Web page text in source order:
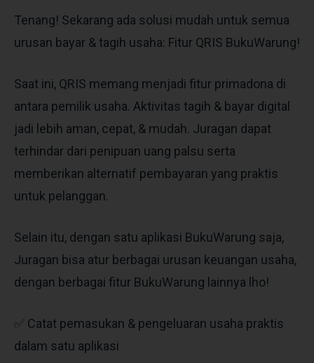
Tenang! Sekarang ada solusi mudah untuk semua
urusan bayar & tagih usaha: Fitur QRIS BukuWarung!
Saat ini, QRIS memang menjadi fitur primadona di
antara pemilik usaha. Aktivitas tagih & bayar digital
jadi lebih aman, cepat, & mudah. Juragan dapat
terhindar dari penipuan uang palsu serta
memberikan alternatif pembayaran yang praktis
untuk pelanggan.
Selain itu, dengan satu aplikasi BukuWarung saja,
Juragan bisa atur berbagai urusan keuangan usaha,
dengan berbagai fitur BukuWarung lainnya lho!
✅ Catat pemasukan & pengeluaran usaha praktis
dalam satu aplikasi